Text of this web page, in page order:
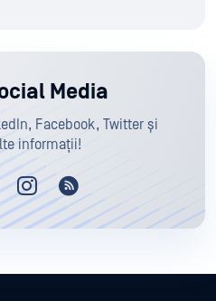
Media
Facebook, Twitter și
informații!